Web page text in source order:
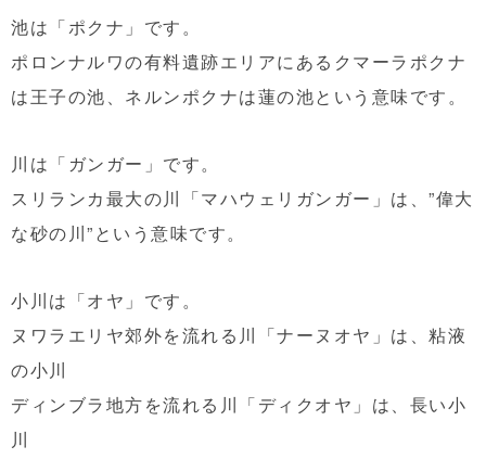
池は「ポクナ」です。
ポロンナルワの有料遺跡エリアにあるクマーラポクナ
は王子の池、ネルンポクナは蓮の池という意味です。
川は「ガンガー」です。
スリランカ最大の川「マハウェリガンガー」は、”偉大
な砂の川”という意味です。
小川は「オヤ」です。
ヌワラエリヤ郊外を流れる川「ナーヌオヤ」は、粘液
の小川
ディンブラ地方を流れる川「ディクオヤ」は、長い小
川